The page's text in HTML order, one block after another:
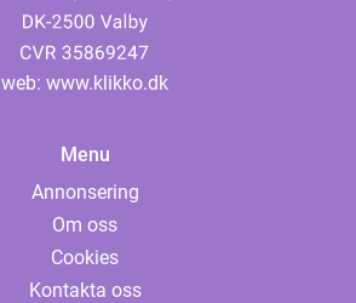
web: www.klikko.dk
Menu
Annonsering
Om oss
Cookies
Kontakta oss